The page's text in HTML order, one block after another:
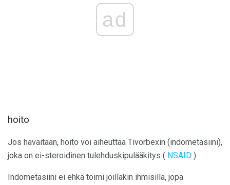
ad
hoito
Jos havaitaan, hoito voi aiheuttaa Tivorbexin (indometasiini),
joka on ei-steroidinen tulehduskipulääkitys ( NSAID ).
Indometasiini ei ehkä toimi joillakin ihmisillä, jopa